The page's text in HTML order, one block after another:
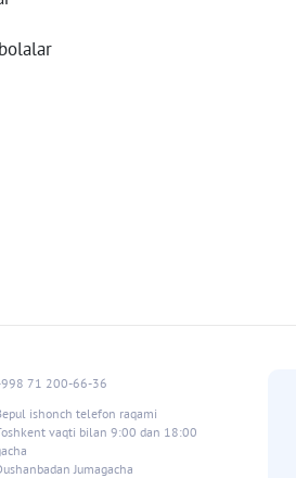
71 200-66-36
ishonch telefon raqami
vaqti bilan 9:00 dan 18:00
Jumagacha